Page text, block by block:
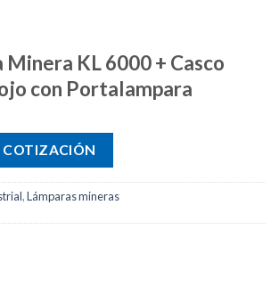
KL 6000 + Casco
con Portalampara
COTIZACIÓN
,Lámparas mineras